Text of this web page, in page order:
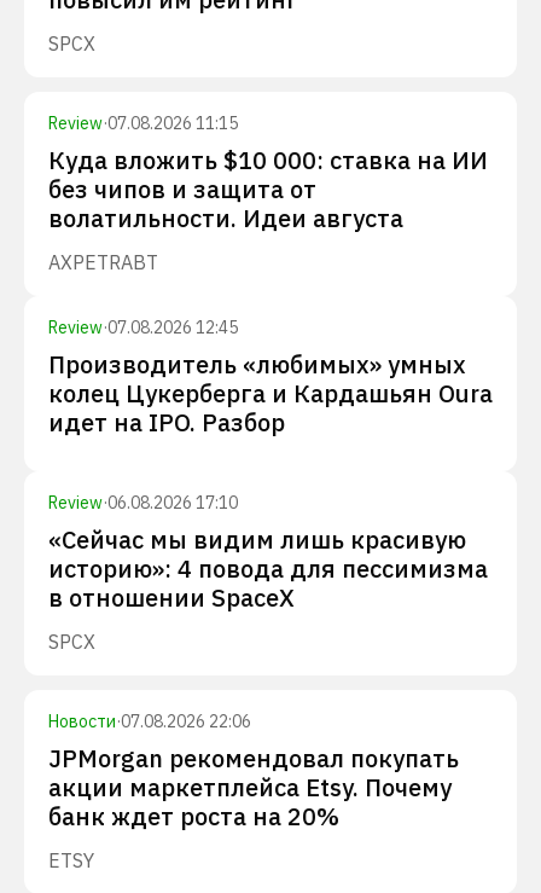
SPCX
Review·07.08.2026 11:15
Куда вложить $10 000: ставка на ИИ
без чипов и защита от
волатильности. Идеи августа
AXPETRABT
Review·07.08.2026 12:45
Производитель «любимых» умных
колец Цукерберга и Кардашьян Oura
идет на IPO. Разбор
Review·06.08.2026 17:10
«Сейчас мы видим лишь красивую
историю»: 4 повода для пессимизма
в отношении SpaceX
SPCX
Новости·07.08.2026 22:06
JPMorgan рекомендовал покупать
акции маркетплейса Etsy. Почему
банк ждет роста на 20%
ETSY